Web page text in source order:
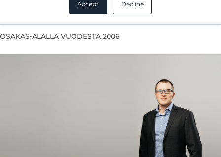
Accept Decline
Eurooppapatenttiasiamies, UPC Representative
OSAKAS•ALALLA VUODESTA 2006